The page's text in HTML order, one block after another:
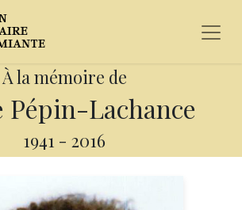
À la mémoire de
Pépin-Lachance
1941 - 2016